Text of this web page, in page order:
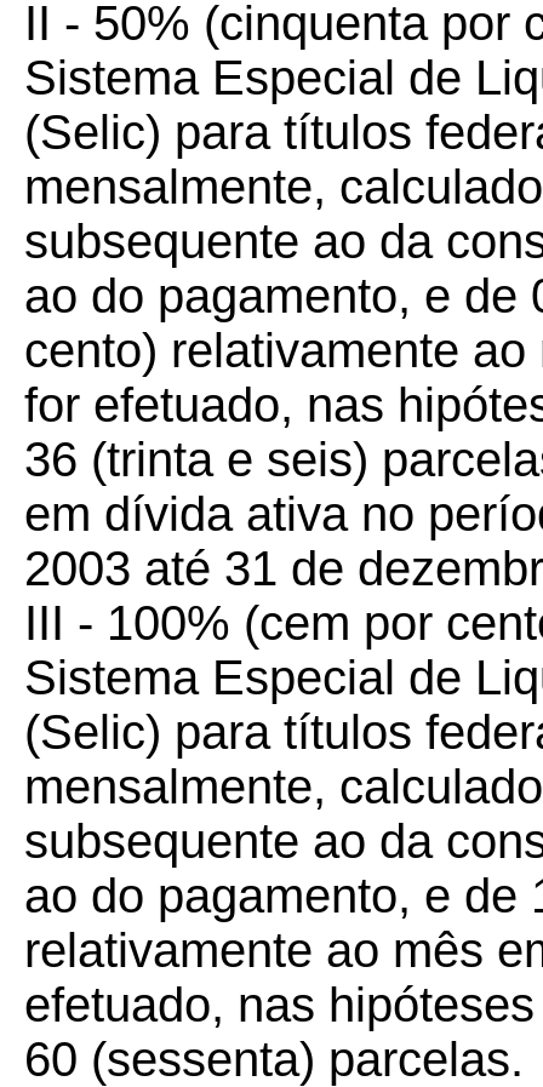
II - 50% (cinquenta por
Sistema Especial de
(Selic) para títulos
mensalmente,
subsequente ao da
ao do pagamento, e de
cento) relativamente
for efetuado, nas
36 (trinta e seis)
em dívida ativa no
2003 até 31 de
III - 100% (cem por
Sistema Especial de
(Selic) para títulos
mensalmente,
subsequente ao da
ao do pagamento, e de
relativamente ao mês
efetuado, nas
60 (sessenta) parcelas.